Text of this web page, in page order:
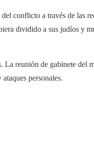
conflicto a través de las
dividido a sus judíos y
La reunión de gabinete del
personales.